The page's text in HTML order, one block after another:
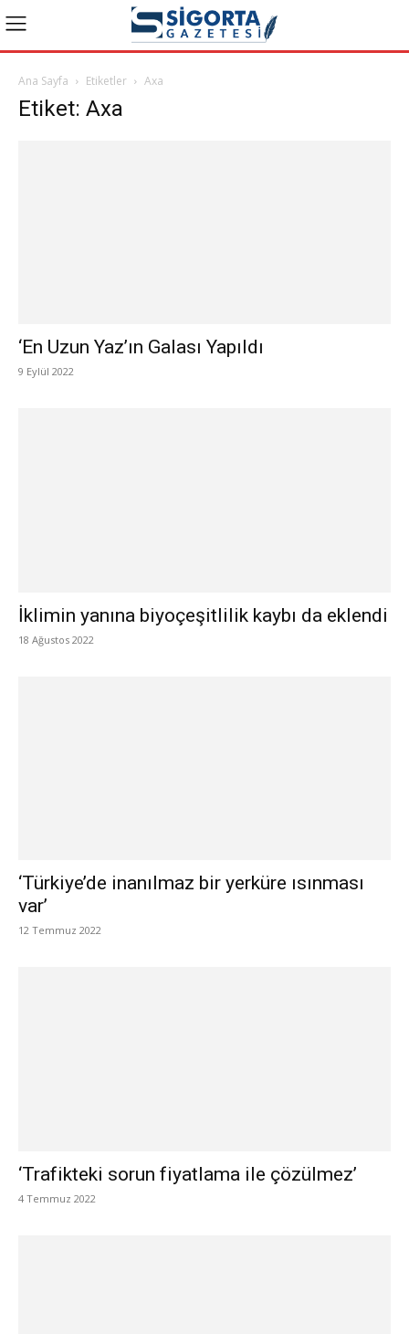
Ana Sayfa Etiketler Axa
Etiket: Axa
‘En Uzun Yaz’ın Galası Yapıldı
9 Eylül 2022
İklimin yanına biyoçeşitlilik kaybı da eklendi
18 Ağustos 2022
‘Türkiye’de inanılmaz bir yerküre ısınması
var’
12 Temmuz 2022
‘Trafikteki sorun fiyatlama ile çözülmez’
4 Temmuz 2022